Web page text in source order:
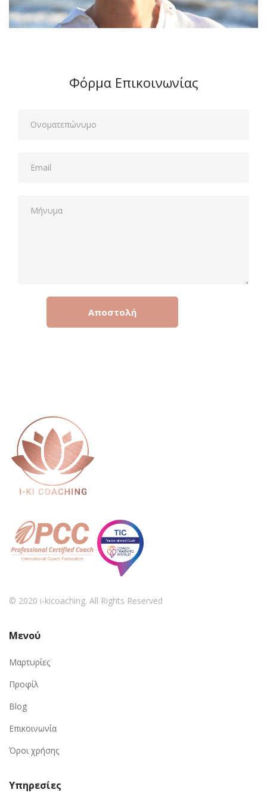
Φόρμα Επικοινωνίας
© 2020 i-kicoaching. All Rights Reserved
Μενού
Μαρτυρίες
Προφίλ
Blog
Επικοινωνία
Όροι χρήσης
Υπηρεσίες